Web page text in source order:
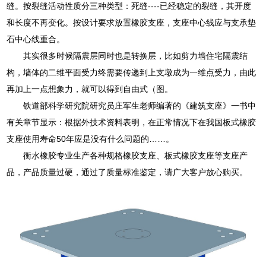
缝。按裂缝活动性质分三种类型：死缝----已经稳定的裂缝，其开度
和长度不再变化。按设计要求放置橡胶支座，支座中心线应与支承垫
石中心线重合。
其实很多时候隔震层同时也是转换层，比如剪力墙住宅隔震结
构，墙体的二维平面受力终需要传递到上支墩成为一维点受力，由此
再加上一点想象力，就可以得到自由式（图。
铁道部科学研究院研究员庄军生老师编著的《建筑支座》一书中
有关章节显示：根据外技术资料表明，在正常情况下在我国板式橡胶
支座使用寿命50年应是没有什么问题的……。
衡水橡胶专业生产各种规格橡胶支座、板式橡胶支座等支座产
品，产品质量过硬，通过了质量标准鉴定，请广大客户放心购买。